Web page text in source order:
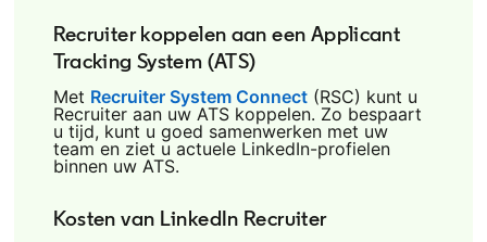
Recruiter koppelen aan een Applicant
Tracking System (ATS)
Met Recruiter System Connectopens in a new tab
(RSC) kunt u
Recruiter aan uw ATS koppelen. Zo bespaart
u tijd, kunt u goed samenwerken met uw
team en ziet u actuele LinkedIn-profielen
binnen uw ATS.
Kosten van LinkedIn Recruiter